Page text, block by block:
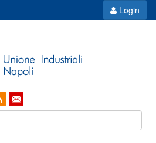
Login